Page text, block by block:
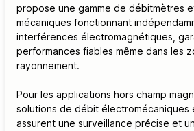
propose une gamme de débitmètres
mécaniques fonctionnant
interférences électromagnétiques,
performances fiables même dans les
rayonnement.
Pour les applications hors champ
solutions de débit électromécaniques
assurent une surveillance précise et